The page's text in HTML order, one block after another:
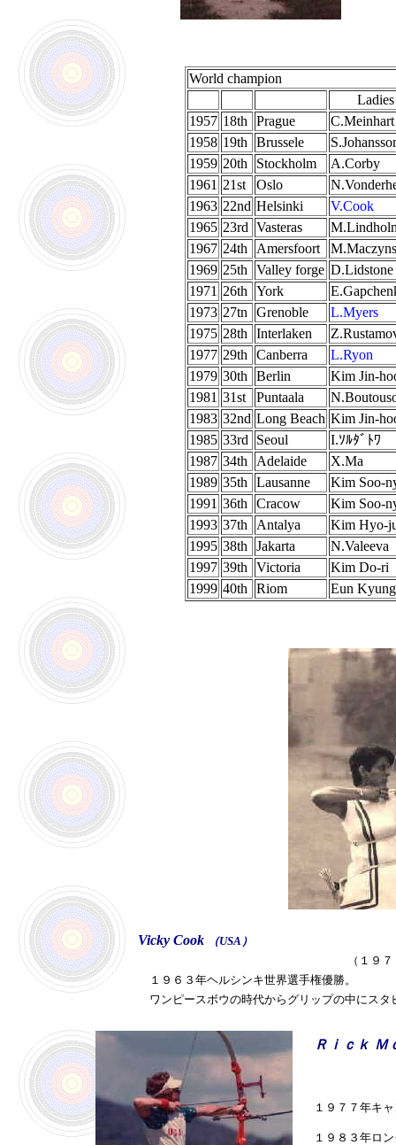
World champion
Ladies
1957 18th Prague
C.Meinhart
1958 19th Brussele
1959 20th Stockholm
A.Corby
1961 21st Oslo
1963 22nd Helsinki
V.Cook
1965 23rd Vasteras
1967 24th Amersfoort
1969 25th Valley forge D.Lidstone
1971 26th York
1973 27tn Grenoble
L.Myers
1975 28th Interlaken
1977 29th Canberra
L.Ryon
1979 30th Berlin
Kim Jin-
1981 31st Puntaala
1983 32nd Long Beach Kim Jin-
1985 33rd Seoul
I.ｿﾙﾀﾞﾄﾜ
1987 34th Adelaide
X.Ma
1989 35th Lausanne
Kim Soo-
1991 36th Cracow
Kim Soo-
1993 37th Antalya
Kim Hyo-
1995 38th Jakarta
N.Valeeva
1997 39th Victoria
Kim Do-ri
1999 40th Riom Eun Kyung
Vicky Cook
（USA）
（１９
１９６３年ヘルシンキ世界選手権優勝。
ワンピースボウの時代からグリップの中にスタ
Ｒｉｃｋ Ｍ
１９７７年キ
１９８３年ロ